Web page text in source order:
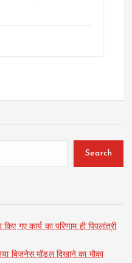
Search
गए कार्य का परिणाम ही पिपलांत्री
बिज़नेस मॉडल दिखाने का मौका